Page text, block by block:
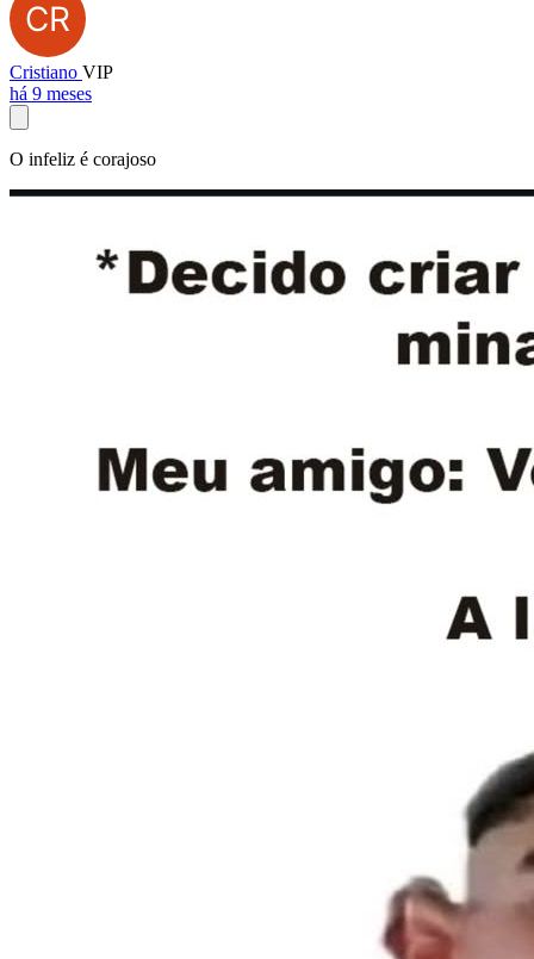
Cristiano VIP
há 9 meses
O infeliz é corajoso